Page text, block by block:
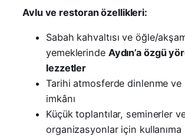
Avlu ve restoran özellikleri:
Sabah kahvaltısı ve öğle/
yemeklerinde Aydın’a özgü
lezzetler
Tarihi atmosferde dinlenme ve
imkânı
Küçük toplantılar, seminerler
organizasyonlar için kullanıma